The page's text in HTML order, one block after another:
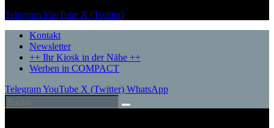
TelegramYouTube X (Twitter)
Kontakt
Newsletter
++ Ihr Kiosk in der Nähe ++
Werben in COMPACT
TelegramYouTube X (Twitter) WhatsApp